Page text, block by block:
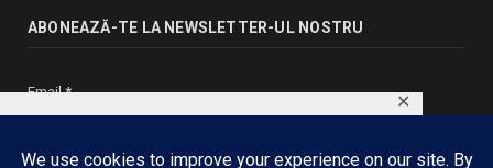
✕
ABONEAZĂ-TE LA NEWSLETTER-UL NOSTRU
Email*